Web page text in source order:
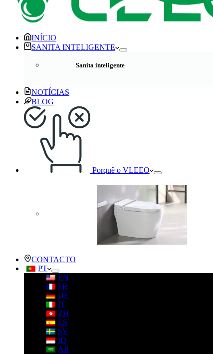
INÍCIO
SANITA INTELIGENTE
Sanita inteligente
NOTÍCIAS
BLOG
Porquê o VLEEO
CONTACTO
PT
EN
FR
DE
IT
ZH
ES
SV
ID
AR